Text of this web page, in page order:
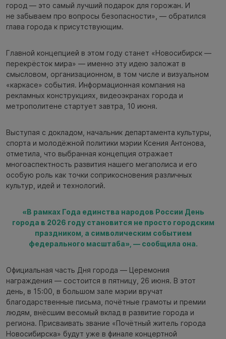
город — это самый лучший подарок для горожан. И
не забываем про вопросы безопасности», — обратился
глава города к присутствующим.
Главной концепцией в этом году станет «Новосибирск —
перекрёсток мира» — именно эту идею заложат в
смысловом, организационном, в том числе и визуальном
«каркасе» события. Информационная компания на
рекламных конструкциях, видеоэкранах города и
метрополитене стартует завтра, 10 июня.
Выступая с докладом, начальник департамента культуры,
спорта и молодёжной политики мэрии Ксения Антонова,
отметила, что выбранная концепция отражает
многоаспектность развития нашего мегаполиса и его
особую роль как точки соприкосновения различных
культур, идей и технологий.
«В рамках Года единства народов России День
города в 2026 году становится не просто городским
праздником, а символическим событием
федерального масштаба», — сообщила она.
Официальная часть Дня города — Церемония
награждения — состоится в пятницу, 26 июня. В этот
день, в 15:00, в большом зале мэрии вручат
благодарственные письма, почётные грамоты и премии
людям, внёсшим весомый вклад в развитие города и
региона. Присваивать звание «Почётный житель города
Новосибирска» будут уже в финале концертной